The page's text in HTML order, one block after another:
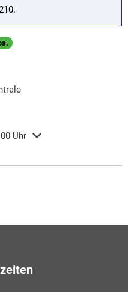
auszublenden
Uhr